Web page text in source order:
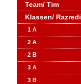
Team/ Tim
Klassen/ Razredi
1 A
2 A
2 B
3 A
3 B